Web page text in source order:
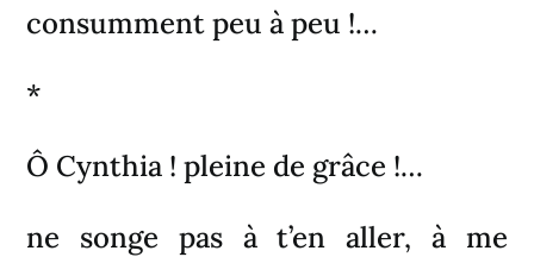
consumment peu à peu !…
*
Ô Cynthia ! pleine de grâce !…
ne songe pas à t’en aller, à me